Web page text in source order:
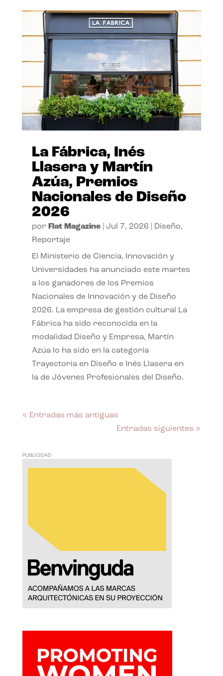
La Fábrica, Inés
Llasera y Martín
Azúa, Premios
Nacionales de Diseño
2026
por Flat Magazine| Jul 7, 2026 Diseño,
Reportaje
El Ministerio de Ciencia, Innovación y
Universidades ha anunciado este martes
a los ganadores de los Premios
Nacionales de Innovación y de Diseño
2026. La empresa de gestión cultural La
Fábrica ha sido reconocida en la
modalidad Diseño y Empresa, Martín
Azúa lo ha sido en la categoría
Trayectoria en Diseño e Inés Llasera en
la de Jóvenes Profesionales del Diseño.
« Entradas más antiguas
Entradas siguientes »
PUBLICIDAD